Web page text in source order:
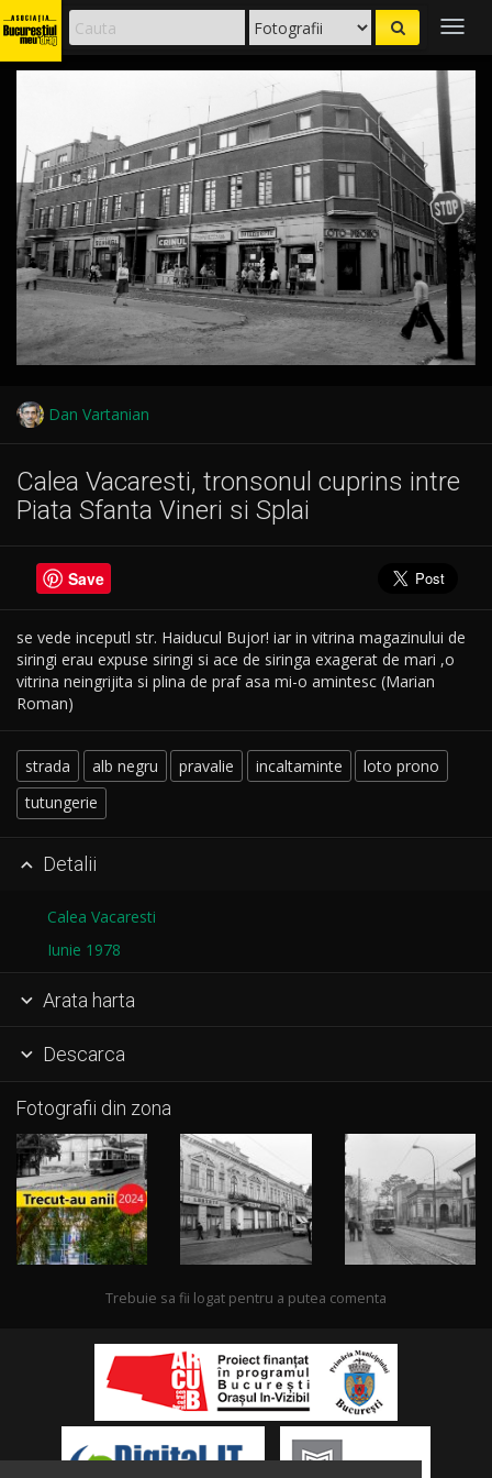
Dan Vartanian
Calea Vacaresti, tronsonul cuprins intre
Piata Sfanta Vineri si Splai
Save
se vede inceputl str. Haiducul Bujor! iar in vitrina magazinului de
siringi erau expuse siringi si ace de siringa exagerat de mari ,o
vitrina neingrijita si plina de praf asa mi-o amintesc (Marian
Roman)
strada alb negru pravalie incaltaminte
loto prono
tutungerie
 Detalii
Calea Vacaresti
Iunie 1978
 Arata harta
 Descarca
Fotografii din zona
Trebuie sa fii logat pentru a putea comenta